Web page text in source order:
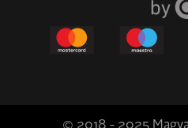
© 2018 - 2025